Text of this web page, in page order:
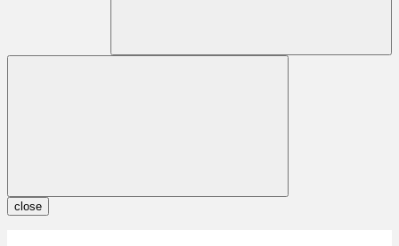
close